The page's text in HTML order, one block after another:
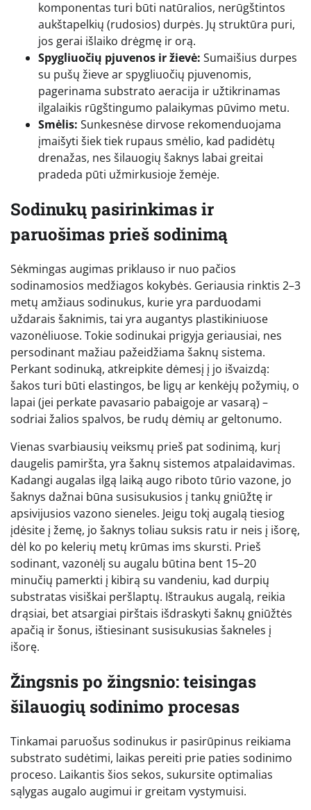
komponentas turi būti natūralios, nerūgštintos
aukštapelkių (rudosios) durpės. Jų struktūra puri,
jos gerai išlaiko drėgmę ir orą.
Spygliuočių pjuvenos ir žievė: Sumaišius durpes
su pušų žieve ar spygliuočių pjuvenomis,
pagerinama substrato aeracija ir užtikrinamas
ilgalaikis rūgštingumo palaikymas pūvimo metu.
Smėlis: Sunkesnėse dirvose rekomenduojama
įmaišyti šiek tiek rupaus smėlio, kad padidėtų
drenažas, nes šilauogių šaknys labai greitai
pradeda pūti užmirkusioje žemėje.
Sodinukų pasirinkimas ir
paruošimas prieš sodinimą
Sėkmingas augimas priklauso ir nuo pačios
sodinamosios medžiagos kokybės. Geriausia rinktis 2–3
metų amžiaus sodinukus, kurie yra parduodami
uždarais šaknimis, tai yra augantys plastikiniuose
vazonėliuose. Tokie sodinukai prigyja geriausiai, nes
persodinant mažiau pažeidžiama šaknų sistema.
Perkant sodinuką, atkreipkite dėmesį į jo išvaizdą:
šakos turi būti elastingos, be ligų ar kenkėjų požymių, o
lapai (jei perkate pavasario pabaigoje ar vasarą) –
sodriai žalios spalvos, be rudų dėmių ar geltonumo.
Vienas svarbiausių veiksmų prieš pat sodinimą, kurį
daugelis pamiršta, yra šaknų sistemos atpalaidavimas.
Kadangi augalas ilgą laiką augo riboto tūrio vazone, jo
šaknys dažnai būna susisukusios į tankų gniūžtę ir
apsivijusios vazono sieneles. Jeigu tokį augalą tiesiog
įdėsite į žemę, jo šaknys toliau suksis ratu ir neis į išorę,
dėl ko po kelerių metų krūmas ims skursti. Prieš
sodinant, vazonėlį su augalu būtina bent 15–20
minučių pamerkti į kibirą su vandeniu, kad durpių
substratas visiškai peršlaptų. Ištraukus augalą, reikia
drąsiai, bet atsargiai pirštais išdraskyti šaknų gniūžtės
apačią ir šonus, ištiesinant susisukusias šakneles į
išorę.
Žingsnis po žingsnio: teisingas
šilauogių sodinimo procesas
Tinkamai paruošus sodinukus ir pasirūpinus reikiama
substrato sudėtimi, laikas pereiti prie paties sodinimo
proceso. Laikantis šios sekos, sukursite optimalias
sąlygas augalo augimui ir greitam vystymuisi.